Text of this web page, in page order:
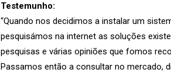
Testemunho:
“Quando nos decidimos a instalar um
pesquisámos na internet as soluções
pesquisas e várias opiniões que fomos
Passamos então a consultar no mercado,